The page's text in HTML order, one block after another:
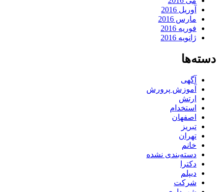
آوریل 2016
مارس 2016
فوریه 2016
ژانویه 2016
دسته‌ها
آگهی
آموزش پرورش
ارتش
استخدام
اصفهان
تبریز
تهران
خانم
دسته‌بندی نشده
دکترا
دیپلم
شرکت